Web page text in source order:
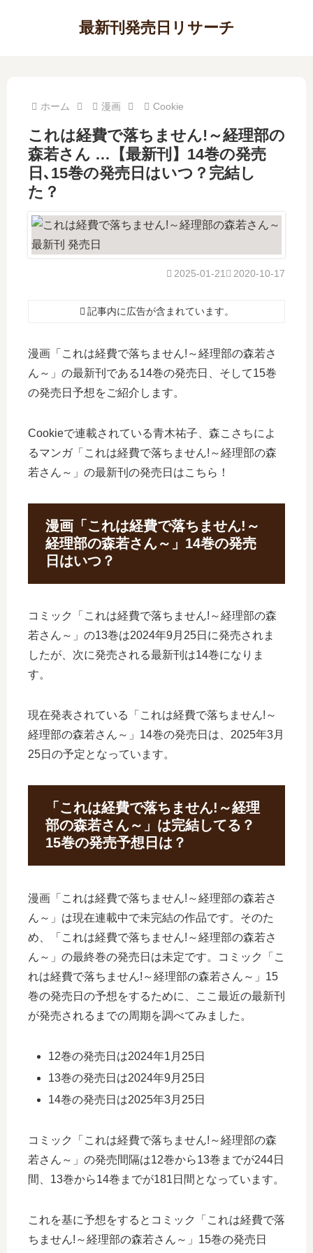
最新刊発売日リサーチ
ホーム 漫画 Cookie
これは経費で落ちません!～経理部の
森若さん …【最新刊】14巻の発売
日､15巻の発売日はいつ？完結し
た？
2020-10-17
2025-01-21
記事内に広告が含まれています。
漫画「これは経費で落ちません!～経理部の森若さ
ん～」の最新刊である14巻の発売日、そして15巻
の発売日予想をご紹介します。
Cookieで連載されている青木祐子、森こさちによ
るマンガ「これは経費で落ちません!～経理部の森
若さん～」の最新刊の発売日はこちら！
漫画「これは経費で落ちません!～
経理部の森若さん～」14巻の発売
日はいつ？
コミック「これは経費で落ちません!～経理部の森
若さん～」の13巻は2024年9月25日に発売されま
したが、次に発売される最新刊は14巻になりま
す。
現在発表されている「これは経費で落ちません!～
経理部の森若さん～」14巻の発売日は、2025年3月
25日の予定となっています。
「これは経費で落ちません!～経理
部の森若さん～」は完結してる？
15巻の発売予想日は？
漫画「これは経費で落ちません!～経理部の森若さ
ん～」は現在連載中で未完結の作品です。そのた
め、「これは経費で落ちません!～経理部の森若さ
ん～」の最終巻の発売日は未定です。コミック「こ
れは経費で落ちません!～経理部の森若さん～」15
巻の発売日の予想をするために、ここ最近の最新刊
が発売されるまでの周期を調べてみました。
12巻の発売日は2024年1月25日
13巻の発売日は2024年9月25日
14巻の発売日は2025年3月25日
コミック「これは経費で落ちません!～経理部の森
若さん～」の発売間隔は12巻から13巻までが244日
間、13巻から14巻までが181日間となっています。
これを基に予想をするとコミック「これは経費で落
ちません!～経理部の森若さん～」15巻の発売日